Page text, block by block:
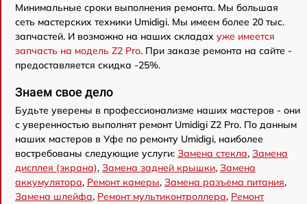
Минимальные сроки выполнения ремонта. Мы большая
сеть мастерских техники Umidigi. Мы имеем более 20 тыс.
запчастей. И возможно на наших складах уже имеется
запчасть на модель Z2 Pro. При заказе ремонта на сайте -
предоставляется скидка -25%.
Знаем свое дело
Будьте уверены в профессионализме наших мастеров - они
с уверенностью выполнят ремонт Umidigi Z2 Pro. По данным
наших мастеров в Уфе по ремонту Umidigi, наиболее
востребованы следующие услуги: Замена стекла, Замена
дисплея (экрана), Замена задней крышки, Замена
аккумулятора, Ремонт камеры, Замена разъема питания,
Замена шлейфа, Ремонт мультиконтроллера, Ремонт